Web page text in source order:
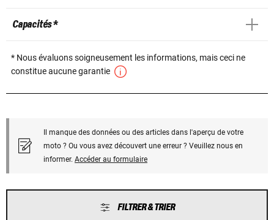
Capacités *
* Nous évaluons soigneusement les informations, mais ceci ne
constitue aucune garantie
Il manque des données ou des articles dans l'aperçu de votre
moto ? Ou vous avez découvert une erreur ? Veuillez nous en
informer. Accéder au formulaire
FILTRER & TRIER